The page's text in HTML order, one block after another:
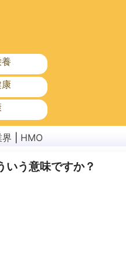
安全
HMO
いう意味ですか？